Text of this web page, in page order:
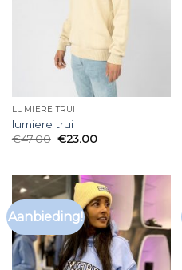
LUMIERE TRUI
lumiere trui
€47.00 €23.00
Aanbieding!